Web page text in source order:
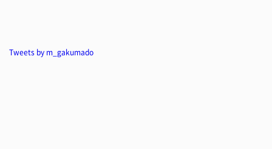
Tweets by m_gakumado